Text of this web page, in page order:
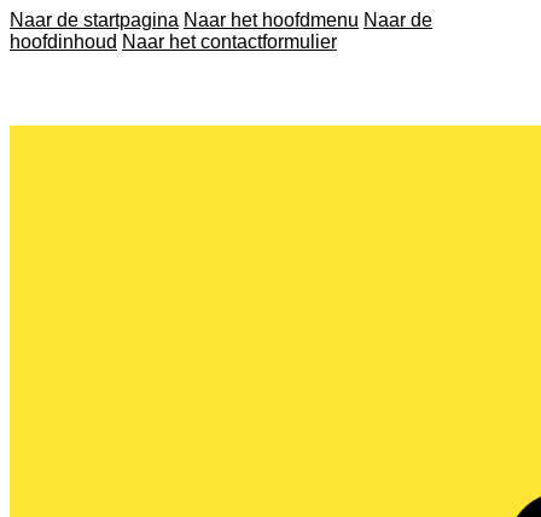
Naar de startpagina Naar het hoofdmenu Naar de
hoofdinhoud Naar het contactformulier